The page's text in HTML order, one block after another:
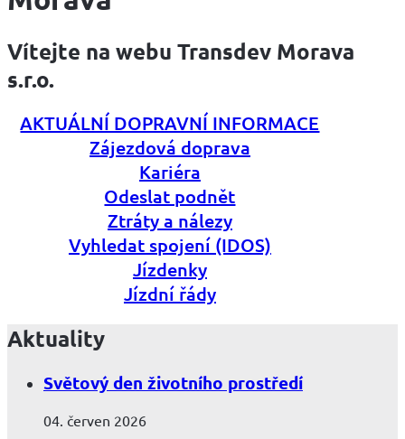
z
Vítejte na webu Transdev Morava
s.r.o.
AKTUÁLNÍ DOPRAVNÍ INFORMACE
Zájezdová doprava
Kariéra
Odeslat podnět
Ztráty a nálezy
Vyhledat spojení (IDOS)
Jízdenky
Jízdní řády
Aktuality
Světový den životního prostředí
04. červen 2026